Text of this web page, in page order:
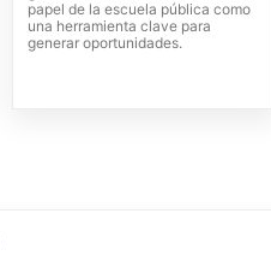
papel de la escuela pública como
una herramienta clave para
generar oportunidades.